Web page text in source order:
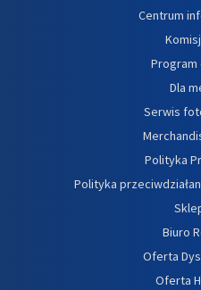
Centrum
Program
Dla
Serwis
Polityka
Polityka
Biuro
Oferta
Oferta